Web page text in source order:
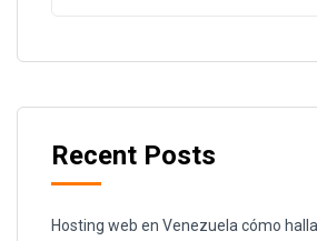
Recent Posts
Hosting web en Venezuela cómo